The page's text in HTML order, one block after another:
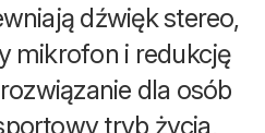
dźwięk stereo,
mikrofon i redukcję
dla osób
tryb życia,